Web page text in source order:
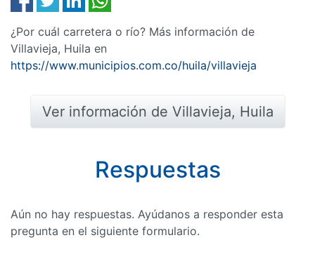
¿Por cuál carretera o río? Más información de
Villavieja, Huila en
https://www.municipios.com.co/huila/villavieja
Ver información de Villavieja, Huila
Respuestas
Aún no hay respuestas. Ayúdanos a responder esta
pregunta en el siguiente formulario.